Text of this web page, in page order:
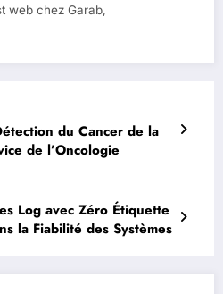
web chez Garab,
du Cancer de la
de l’Oncologie
Log avec Zéro Étiquette
la Fiabilité des Systèmes